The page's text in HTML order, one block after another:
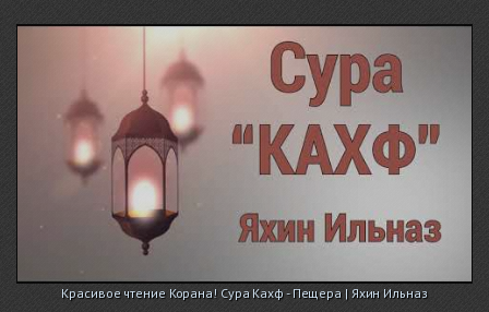
Красивое чтение Корана! Сура Кахф - Пещера | Яхин Ильназ